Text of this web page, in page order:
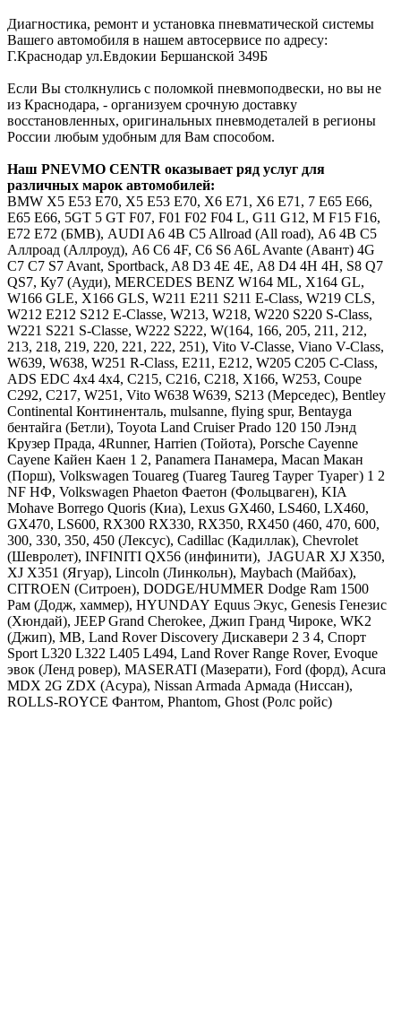
Диагностика, ремонт и установка пневматической системы
Вашего автомобиля в нашем автосервисе по адресу:
Г.Краснодар ул.Евдокии Бершанской 349Б
Если Вы столкнулись с поломкой пневмоподвески, но вы не
из Краснодара, - организуем срочную доставку
восстановленных, оригинальных пневмодеталей в регионы
России любым удобным для Вам способом.
Наш PNEVMO CENTR оказывает ряд услуг для
различных марок автомобилей:
BMW Х5 E53 E70, X5 Е53 Е70, Х6 E71, X6 Е71, 7 E65 E66,
Е65 Е66, 5GT 5 GT F07, F01 F02 F04 L, G11 G12, M F15 F16,
E72 Е72 (БМВ), AUDI A6 4B C5 Allroad (All road), А6 4В С5
Аллроад (Аллроуд), A6 C6 4F, С6 S6 A6L Avante (Авант) 4G
C7 С7 S7 Avant, Sportback, A8 D3 4E 4Е, А8 D4 4H 4Н, S8 Q7
QS7, Ку7 (Ауди), MERCEDES BENZ W164 ML, X164 GL,
W166 GLE, X166 GLS, W211 E211 S211 E-Class, W219 CLS,
W212 E212 S212 E-Classe, W213, W218, W220 S220 S-Class,
W221 S221 S-Classe, W222 S222, W(164, 166, 205, 211, 212,
213, 218, 219, 220, 221, 222, 251), Vito V-Classe, Viano V-Class,
W639, W638, W251 R-Class, Е211, Е212, W205 C205 C-Class,
ADS EDC 4x4 4х4, C215, C216, C218, X166, W253, Coupe
C292, C217, W251, Vito W638 W639, S213 (Мерседес), Bentley
Continental Континенталь, mulsanne, flying spur, Bentayga
бентайга (Бетли), Toyota Land Cruiser Prado 120 150 Лэнд
Крузер Прада, 4Runner, Harrien (Тойота), Porsche Cayenne
Cayene Кайен Каен 1 2, Panamera Панамера, Macan Макан
(Порш), Volkswagen Touareg (Tuareg Taureg Таурег Туарег) 1 2
NF НФ, Volkswagen Phaeton Фаетон (Фольцваген), KIA
Mohave Borrego Quoris (Киа), Lexus GX460, LS460, LX460,
GX470, LS600, RX300 RX330, RX350, RX450 (460, 470, 600,
300, 330, 350, 450 (Лексус), Cadillac (Кадиллак), Сhevrolet
(Шевролет), INFINITI QX56 (инфинити), JAGUAR XJ X350,
XJ X351 (Ягуар), Lincoln (Линкольн), Maybach (Майбах),
CITROEN (Ситроен), DODGE/HUMMER Dodge Ram 1500
Рам (Додж, хаммер), HYUNDAY Equus Экус, Genesis Генезис
(Хюндай), JEEP Grand Cherokee, Джип Гранд Чироке, WK2
(Джип), MB, Land Rover Discovery Дискавери 2 3 4, Спорт
Sport L320 L322 L405 L494, Land Rover Range Rover, Evoque
эвок (Ленд ровер), MASERATI (Мазерати), Ford (форд), Acura
MDX 2G ZDX (Асура), Nissan Armada Армада (Ниссан),
ROLLS-ROYCE Фантом, Phantom, Ghost (Ролс ройс)